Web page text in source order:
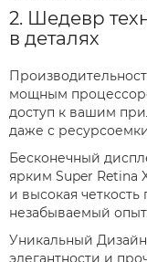
2. Шедевр
в деталях
мощным
доступ к вашим
даже с
Бесконечный
ярким Super Retina
и высокая
незабываемый опыт.
Уникальный